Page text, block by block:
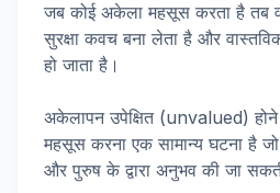
जब कोई अकेला महसूस करता है तब
सुरक्षा कवच बना लेता है और
हो जाता है।
अकेलापन उपेक्षित (unvalued)
महसूस करना एक सामान्य घटना है
और पुरुष के द्वारा अनुभव की जा